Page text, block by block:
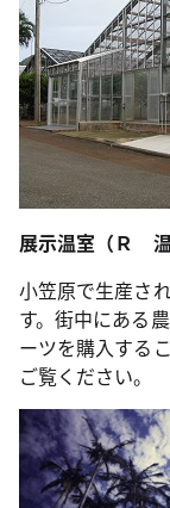
展示温室（Ｒ 温
小笠原で生産さ
す。街中にある
ーツを購入する
ご覧ください。